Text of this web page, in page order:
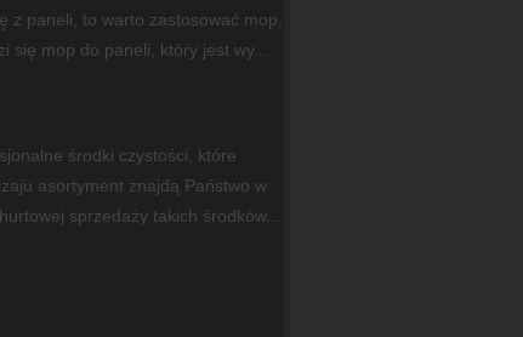
z paneli, to warto zastosować mop,
mop do paneli, który jest wy...
środki czystości, które
asortyment znajdą Państwo w
sprzedaży takich środków...